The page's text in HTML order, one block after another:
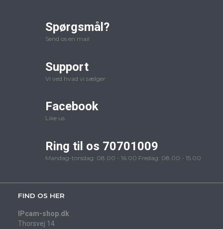
Spørgsmål?
Send os en mail
Support
Vi ved hvad vi sælger
Facebook
Like us
Ring til os 70701009
Mandag-torsdag: 08.00 - 16.00 Fredag: 08.00 - 15.00
FIND OS HER
IPcam-shop.dk
Thorsvej 14